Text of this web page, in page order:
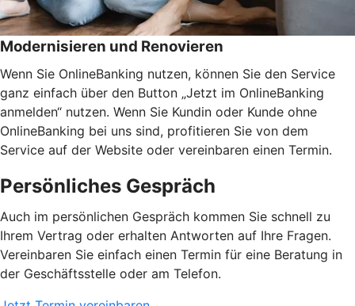
Modernisieren und Renovieren
Wenn Sie OnlineBanking nutzen, können Sie den Service
ganz einfach über den Button „Jetzt im OnlineBanking
anmelden“ nutzen. Wenn Sie Kundin oder Kunde ohne
OnlineBanking bei uns sind, profitieren Sie von dem
Service auf der Website oder vereinbaren einen Termin.
Persönliches Gespräch
Auch im persönlichen Gespräch kommen Sie schnell zu
Ihrem Vertrag oder erhalten Antworten auf Ihre Fragen.
Vereinbaren Sie einfach einen Termin für eine Beratung in
der Geschäftsstelle oder am Telefon.